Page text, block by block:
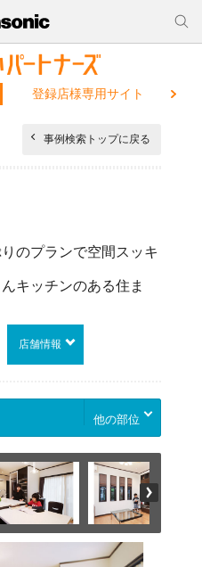
登録店様専用サイト
事例検索トップに戻る
のプランで空間スッキ
キッチンのある住ま
店舗情報
他の部位